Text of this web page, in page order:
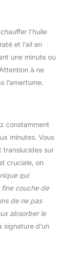
l’huile
et l’ail en
une minute ou
à ne
l’amertume.
constamment
minutes. Vous
translucides sur
cruciale, on
qui
fine couche de
de ne pas
absorber le
signature d’un